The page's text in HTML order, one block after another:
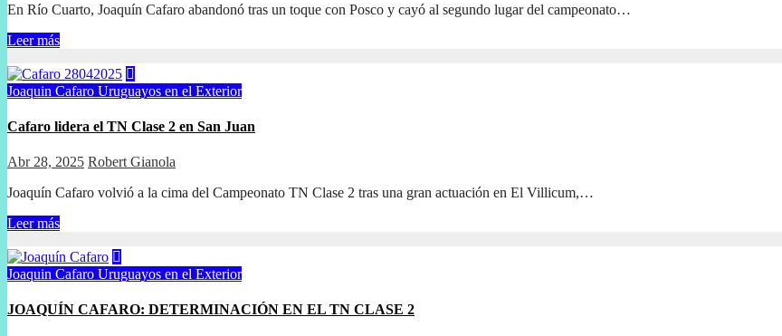
En Río Cuarto, Joaquín Cafaro abandonó tras un toque con Posco y cayó al segundo lugar del campeonato…
Leer más
Joaquin Cafaro Uruguayos en el Exterior
Cafaro lidera el TN Clase 2 en San Juan
Abr 28, 2025 Robert Gianola
Joaquín Cafaro volvió a la cima del Campeonato TN Clase 2 tras una gran actuación en El Villicum,…
Leer más
Joaquin Cafaro Uruguayos en el Exterior
JOAQUÍN CAFARO: DETERMINACIÓN EN EL TN CLASE 2